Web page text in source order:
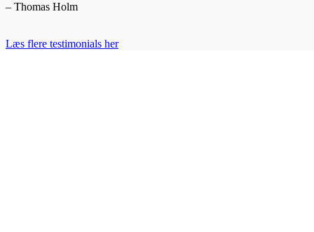
– Thomas Holm
Læs flere testimonials her